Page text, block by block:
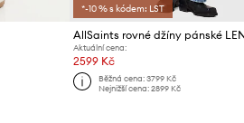
*-10 % s kódem: LST
AllSaints rovné džíny pánské
Aktuální cena:
2599 Kč
Běžná cena: 3799 Kč
Nejnižší cena: 2899 Kč